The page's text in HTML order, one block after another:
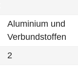
Aluminium und
Verbundstoffen
2